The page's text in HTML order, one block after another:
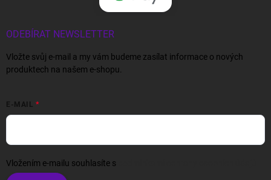
ODEBÍRAT NEWSLETTER
Vložte svůj e-mail a my vám budeme zasílat informace o nových
produktech na našem e-shopu.
E-MAIL
Vložením e-mailu souhlasíte s